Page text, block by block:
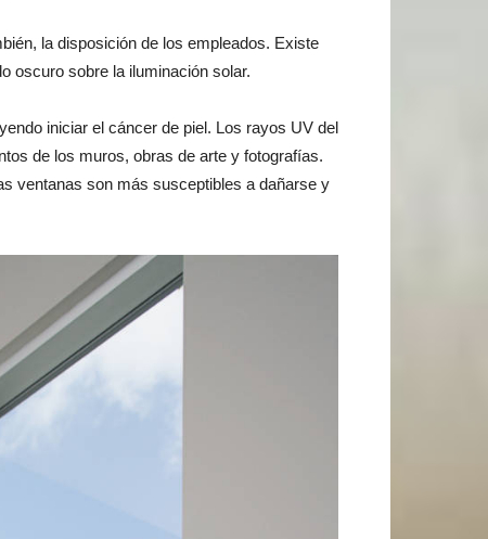
la disposición de los empleados. Existe
oscuro sobre la iluminación solar.
iniciar el cáncer de piel. Los rayos UV del
de los muros, obras de arte y fotografías.
ventanas son más susceptibles a dañarse y